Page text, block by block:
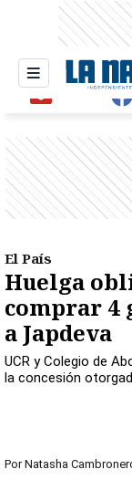
El País
Huelga
comprar 4
a Japdeva
UCR y Colegio de
la concesión
Por Natasha